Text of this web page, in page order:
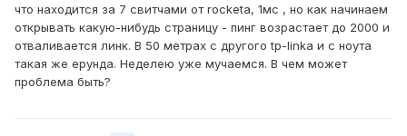
что находится за 7 свитчами от rocketa, 1мс , но как начинаем
открывать какую-нибудь страницу - пинг возрастает до 2000 и
отваливается линк. В 50 метрах с другого tp-linkа и с ноута
такая же ерунда. Неделею уже мучаемся. В чем может
проблема быть?